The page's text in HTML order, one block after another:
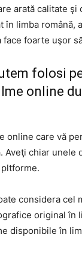
arată calitate şi
în limba română,
foarte uşor
folosi
online
online care vă
Aveţi chiar unele
considera cel
original în
disponibile în